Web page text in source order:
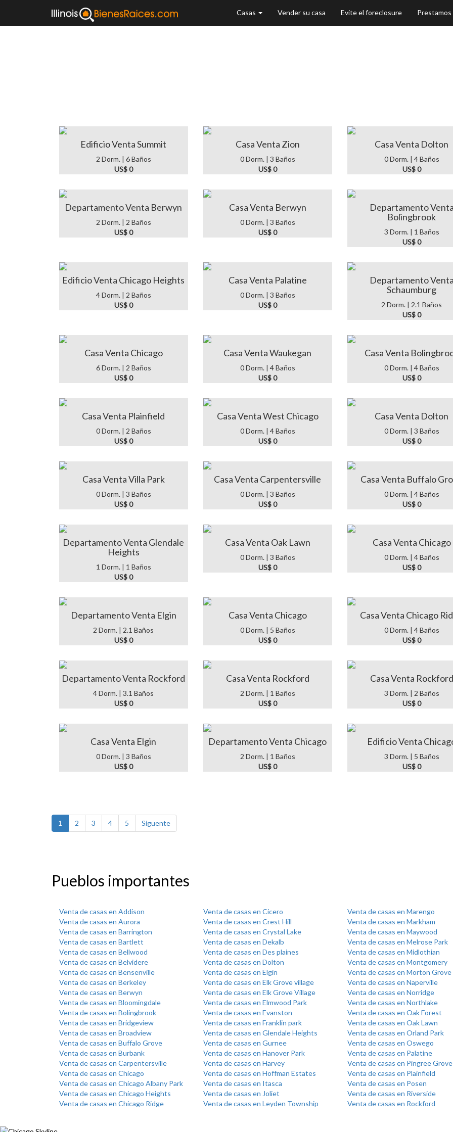
Casas Vender su casa Evite el foreclosure Prestamos
Edificio Venta Summit
2 Dorm. | 6 Baños
US$ 0
Casa Venta Zion
0 Dorm. | 3 Baños
US$ 0
Casa Venta Dolton
0 Dorm. | 4 Baños
US$ 0
Departamento Venta Berwyn
2 Dorm. | 2 Baños
US$ 0
Casa Venta Berwyn
0 Dorm. | 3 Baños
US$ 0
Departamento
Bolingbrook
3 Dorm. | 1 Baños
US$ 0
Edificio Venta Chicago Heights
4 Dorm. | 2 Baños
US$ 0
Casa Venta Palatine
0 Dorm. | 3 Baños
US$ 0
Departamento
Schaumburg
2 Dorm. | 2.1 Baños
US$ 0
Casa Venta Chicago
6 Dorm. | 2 Baños
US$ 0
Casa Venta Waukegan
0 Dorm. | 4 Baños
US$ 0
Casa Venta
0 Dorm. | 4 Baños
US$ 0
Casa Venta Plainfield
0 Dorm. | 2 Baños
US$ 0
Casa Venta West Chicago
0 Dorm. | 4 Baños
US$ 0
Casa Venta Dolton
0 Dorm. | 3 Baños
US$ 0
Casa Venta Villa Park
0 Dorm. | 3 Baños
US$ 0
Casa Venta Carpentersville
0 Dorm. | 3 Baños
US$ 0
Casa Venta Buffalo
0 Dorm. | 4 Baños
US$ 0
Departamento Venta Glendale
Heights
1 Dorm. | 1 Baños
US$ 0
Casa Venta Oak Lawn
0 Dorm. | 3 Baños
US$ 0
Casa Venta Chicago
0 Dorm. | 4 Baños
US$ 0
Departamento Venta Elgin
2 Dorm. | 2.1 Baños
US$ 0
Casa Venta Chicago
0 Dorm. | 5 Baños
US$ 0
Casa Venta Chicago
0 Dorm. | 4 Baños
US$ 0
Departamento Venta Rockford
4 Dorm. | 3.1 Baños
US$ 0
Casa Venta Rockford
2 Dorm. | 1 Baños
US$ 0
Casa Venta Rockford
3 Dorm. | 2 Baños
US$ 0
Casa Venta Elgin
0 Dorm. | 3 Baños
US$ 0
Departamento Venta Chicago
2 Dorm. | 1 Baños
US$ 0
Edificio Venta
3 Dorm. | 5 Baños
US$ 0
1 2 3 4 5 Siguente
Pueblos importantes
Venta de casas en Addison
Venta de casas en Aurora
Venta de casas en Barrington
Venta de casas en Bartlett
Venta de casas en Bellwood
Venta de casas en Belvidere
Venta de casas en Bensenville
Venta de casas en Berkeley
Venta de casas en Berwyn
Venta de casas en Bloomingdale
Venta de casas en Bolingbrook
Venta de casas en Bridgeview
Venta de casas en Broadview
Venta de casas en Buffalo Grove
Venta de casas en Burbank
Venta de casas en Carpentersville
Venta de casas en Chicago
Venta de casas en Chicago Albany Park
Venta de casas en Chicago Heights
Venta de casas en Chicago Ridge
Venta de casas en Cicero
Venta de casas en Crest Hill
Venta de casas en Crystal Lake
Venta de casas en Dekalb
Venta de casas en Des plaines
Venta de casas en Dolton
Venta de casas en Elgin
Venta de casas en Elk Grove village
Venta de casas en Elk Grove Village
Venta de casas en Elmwood Park
Venta de casas en Evanston
Venta de casas en Franklin park
Venta de casas en Glendale Heights
Venta de casas en Gurnee
Venta de casas en Hanover Park
Venta de casas en Harvey
Venta de casas en Hoffman Estates
Venta de casas en Itasca
Venta de casas en Joliet
Venta de casas en Leyden Township
Venta de casas en Marengo
Venta de casas en Markham
Venta de casas en Maywood
Venta de casas en Melrose Park
Venta de casas en Midlothian
Venta de casas en Montgomery
Venta de casas en Morton Grove
Venta de casas en Naperville
Venta de casas en Norridge
Venta de casas en Northlake
Venta de casas en Oak Forest
Venta de casas en Oak Lawn
Venta de casas en Orland Park
Venta de casas en Oswego
Venta de casas en Palatine
Venta de casas en Pingree Grove
Venta de casas en Plainfield
Venta de casas en Posen
Venta de casas en Riverside
Venta de casas en Rockford